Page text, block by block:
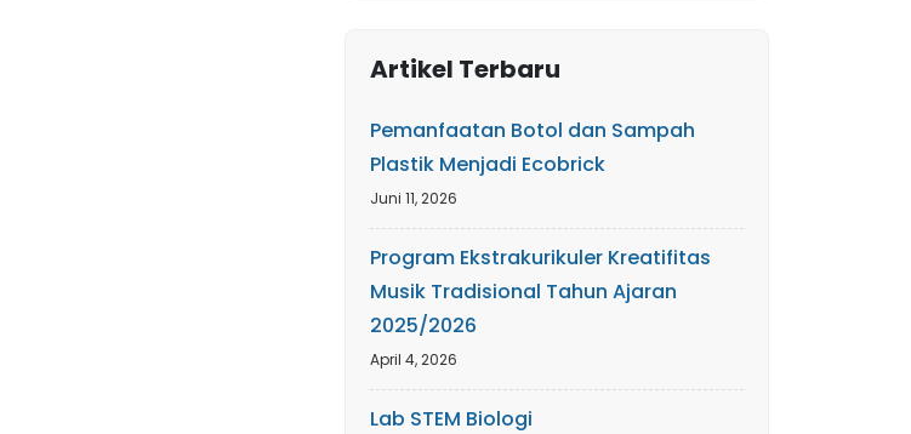
Artikel Terbaru
Pemanfaatan Botol dan Sampah
Plastik Menjadi Ecobrick
Juni 11, 2026
Program Ekstrakurikuler Kreatifitas
Musik Tradisional Tahun Ajaran
2025/2026
April 4, 2026
Lab STEM Biologi